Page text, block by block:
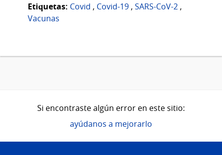
Etiquetas: Covid , Covid-19 , SARS-CoV-2 ,
Vacunas
Si encontraste algún error en este sitio:
ayúdanos a mejorarlo